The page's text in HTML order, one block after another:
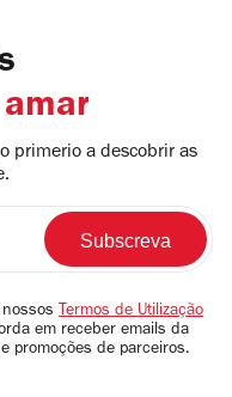
amar
primerio a descobrir as
Termos de Utilização
em receber emails da
promoções de parceiros.